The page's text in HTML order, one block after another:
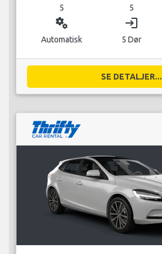
5 5
miscellaneous_services
Automatisk
login
5 Dør
SE DETALJER...